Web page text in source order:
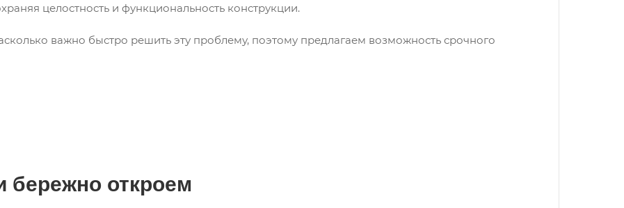
целостность и функциональность конструкции.
важно быстро решить эту проблему, поэтому предлагаем возможность срочного
бережно откроем